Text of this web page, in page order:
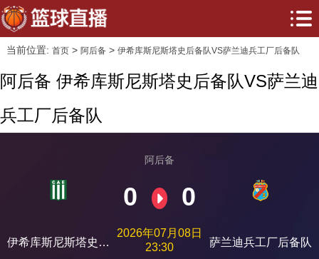
当前位置: 首页> 阿后备> 伊希库斯尼斯塔史后备队VS萨兰迪兵工厂后备队
阿后备 伊希库斯尼斯塔史后备队VS萨兰迪
兵工厂后备队
伊希库斯尼斯塔史后
阿后备
0 0
2026年07月08日
23:30
萨兰迪兵工厂后备队